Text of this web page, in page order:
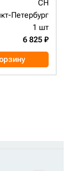
CH
Петербург
1 шт
6 825 ₽